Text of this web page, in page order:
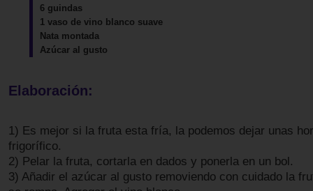
6 guindas
1 vaso de vino blanco suave
Nata montada
Azúcar al gusto
Elaboración:
1) Es mejor si la fruta esta fría, la podemos dejar unas
frigorífico.
2) Pelar la fruta, cortarla en dados y ponerla en un bol.
3) Añadir el azúcar al gusto removiendo con cuidado la